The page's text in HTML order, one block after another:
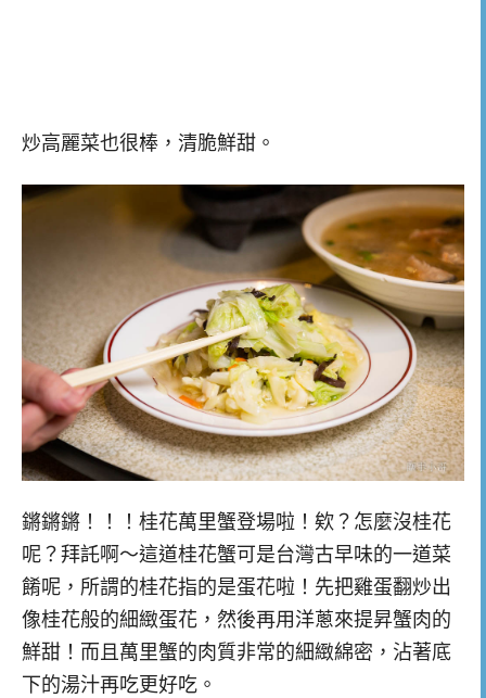
炒高麗菜也很棒，清脆鮮甜。
鏘鏘鏘！！！桂花萬里蟹登場啦！欸？怎麼沒桂花
呢？拜託啊～這道桂花蟹可是台灣古早味的一道菜
餚呢，所謂的桂花指的是蛋花啦！先把雞蛋翻炒出
像桂花般的細緻蛋花，然後再用洋蔥來提昇蟹肉的
鮮甜！而且萬里蟹的肉質非常的細緻綿密，沾著底
下的湯汁再吃更好吃。